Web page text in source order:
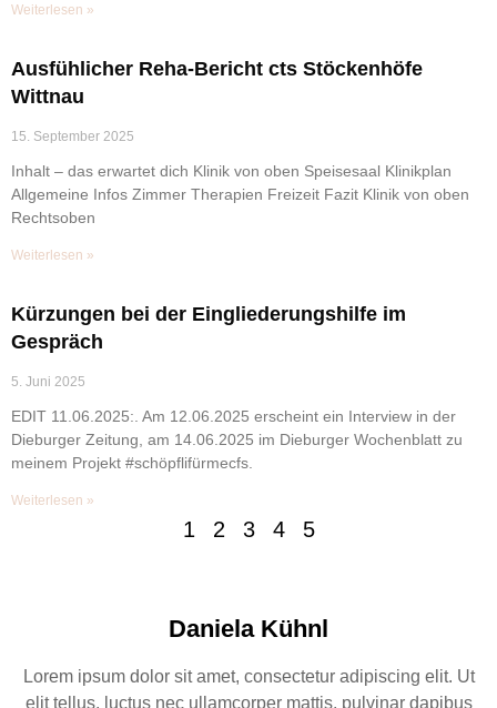
Weiterlesen »
Ausfühlicher Reha-Bericht cts Stöckenhöfe
Wittnau
15. September 2025
Inhalt – das erwartet dich Klinik von oben Speisesaal Klinikplan
Allgemeine Infos Zimmer Therapien Freizeit Fazit Klinik von oben
Rechtsoben
Weiterlesen »
Kürzungen bei der Eingliederungshilfe im
Gespräch
5. Juni 2025
EDIT 11.06.2025:. Am 12.06.2025 erscheint ein Interview in der
Dieburger Zeitung, am 14.06.2025 im Dieburger Wochenblatt zu
meinem Projekt #schöpflifürmecfs.
Weiterlesen »
1 2 3 4 5
Daniela Kühnl
Lorem ipsum dolor sit amet, consectetur adipiscing elit. Ut
elit tellus, luctus nec ullamcorper mattis, pulvinar dapibus